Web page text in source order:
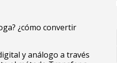
¿cómo convertir
y análogo a través